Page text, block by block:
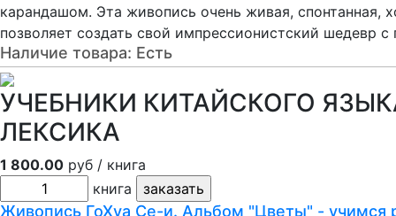
карандашом. Эта живопись очень живая, спонтанная,
позволяет создать свой импрессионистский шедевр
Наличие товара: Есть
УЧЕБНИКИ КИТАЙСКОГО
ЛЕКСИКА
1 800.00 руб / книга
книга
Живопись ГоХуа Се-и. Альбом "Цветы" - учимся